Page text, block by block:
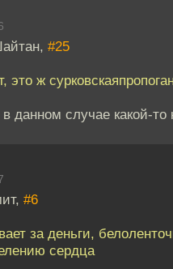
#25
это ж
данном случае какой-то
#6
за деньги,
сердца